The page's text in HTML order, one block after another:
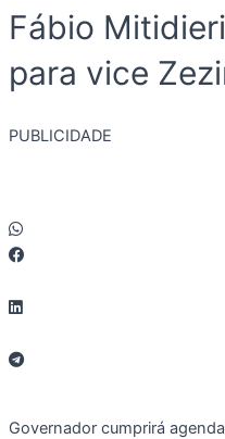
Fábio
para vice
PUBLICIDADE
Governador cumprirá